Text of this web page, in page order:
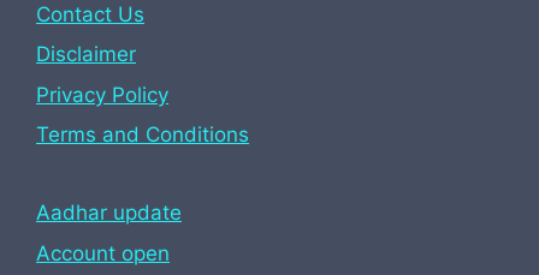
Contact Us
Disclaimer
Privacy Policy
Terms and Conditions
Aadhar update
Account open